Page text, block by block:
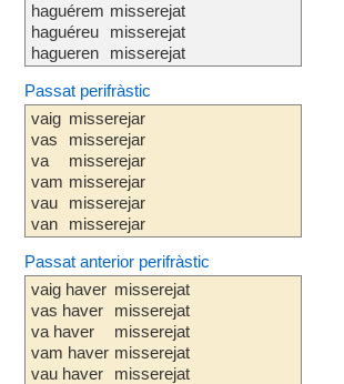
haguérem
haguéreu
hagueren
misserejat
misserejat
misserejat
Passat perifràstic
vaig
vas
va
vam
vau
van
misserejar
misserejar
misserejar
misserejar
misserejar
misserejar
Passat anterior perifràstic
vaig haver
vas haver
va haver
vam haver
vau haver
misserejat
misserejat
misserejat
misserejat
misserejat